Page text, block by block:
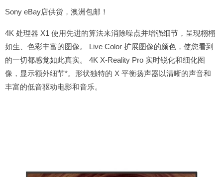
Sony eBay店供货，澳洲包邮！
4K 处理器 X1 使用先进的算法来消除噪点并增强细节，呈现栩栩
如生、色彩丰富的图像。 Live Color 扩展图像的颜色，使您看到
的一切都感觉如此真实。 4K X-Reality Pro 实时锐化和细化图
像，显示额外细节*。形状独特的 X 平衡扬声器以清晰的声音和
丰富的低音驱动电影和音乐。